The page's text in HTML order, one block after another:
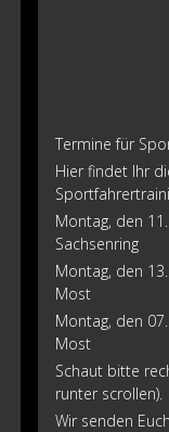
Termine für
Hier findet Ihr
Montag, den
Sachsenring
Montag, den
Most
Montag, den
Most
Schaut bitte
runter scrollen).
Wir senden